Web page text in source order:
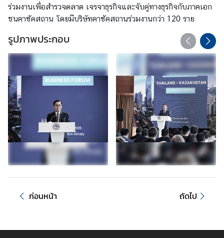
ข่
า
ศ
แ
ล
ะ
ร่วมงานเพื่อสำรวจตลาด เจรจาธุรกิจและจับคู่ทางธุรกิจกับภาคเอก
ชนคาซัคสถาน โดยมีบริษัทคาซัคสถานร่วมงานกว่า 120 ราย
รูปภาพประกอบ
ก่อนหน้า ถัดไป